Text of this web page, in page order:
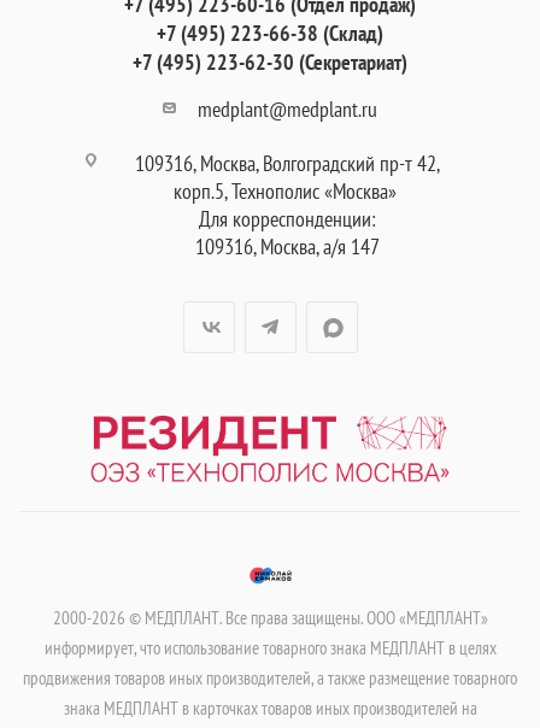
+7 (495) 223-66-38 (Склад)
+7 (495) 223-62-30 (Секретариат)
medplant@medplant.ru
109316, Москва, Волгоградский пр-т 42,
корп.5, Технополис «Москва»
Для корреспонденции:
109316, Москва, а/я 147
2000-2026 © МЕДПЛАНТ. Все права защищены. ООО «МЕДПЛАНТ»
информирует, что использование товарного знака МЕДПЛАНТ в целях
продвижения товаров иных производителей, а также размещение товарного
знака МЕДПЛАНТ в карточках товаров иных производителей на